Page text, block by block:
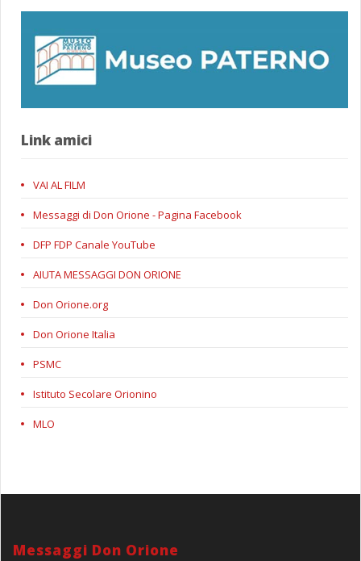
Link amici
VAI AL FILM
Messaggi di Don Orione - Pagina Facebook
DFP FDP Canale YouTube
AIUTA MESSAGGI DON ORIONE
Don Orione.org
Don Orione Italia
PSMC
Istituto Secolare Orionino
MLO
Messaggi Don Orione